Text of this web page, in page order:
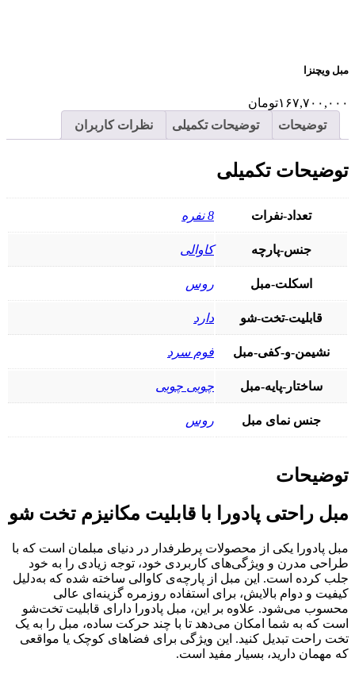
مبل ویچنزا
۱۶۷,۷۰۰,۰۰۰تومان
توضیحات
توضیحات تکمیلی نظرات کاربران
توضیحات تکمیلی
تعداد-نفرات 8 نفره
جنس-پارچه کاوالی
اسکلت-مبل روس
قابلیت-تخت-شو دارد
نشیمن-و-کفی-مبل فوم سرد
ساختار-پایه-مبل چوبی چوبی
جنس نمای مبل روس
توضیحات
مبل راحتی پادورا با قابلیت مکانیزم تخت شو
مبل پادورا یکی از محصولات پرطرفدار در دنیای مبلمان است که با
طراحی مدرن و ویژگی‌های کاربردی خود، توجه زیادی را به خود
جلب کرده است. این مبل از پارچه‌ی کاوالی ساخته شده که به‌دلیل
کیفیت و دوام بالایش، برای استفاده روزمره گزینه‌ای عالی
محسوب می‌شود. علاوه بر این، مبل پادورا دارای قابلیت تخت‌شو
است که به شما امکان می‌دهد تا با چند حرکت ساده، مبل را به یک
تخت راحت تبدیل کنید. این ویژگی برای فضاهای کوچک یا مواقعی
که مهمان دارید، بسیار مفید است.